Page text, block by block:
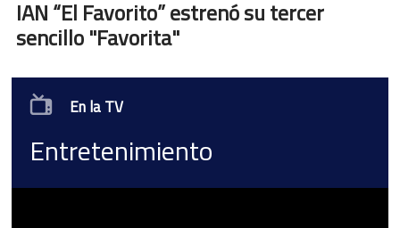
IAN “El Favorito” estrenó su tercer
sencillo "Favorita"
En la TV
Entretenimiento